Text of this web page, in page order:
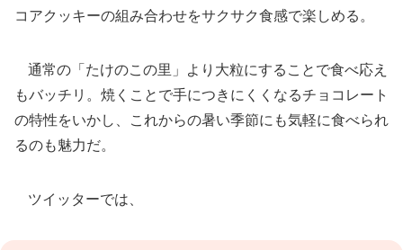
コアクッキーの組み合わせをサクサク食感で楽しめる。
通常の「たけのこの里」より大粒にすることで食べ応え
もバッチリ。焼くことで手につきにくくなるチョコレート
の特性をいかし、これからの暑い季節にも気軽に食べられ
るのも魅力だ。
ツイッターでは、